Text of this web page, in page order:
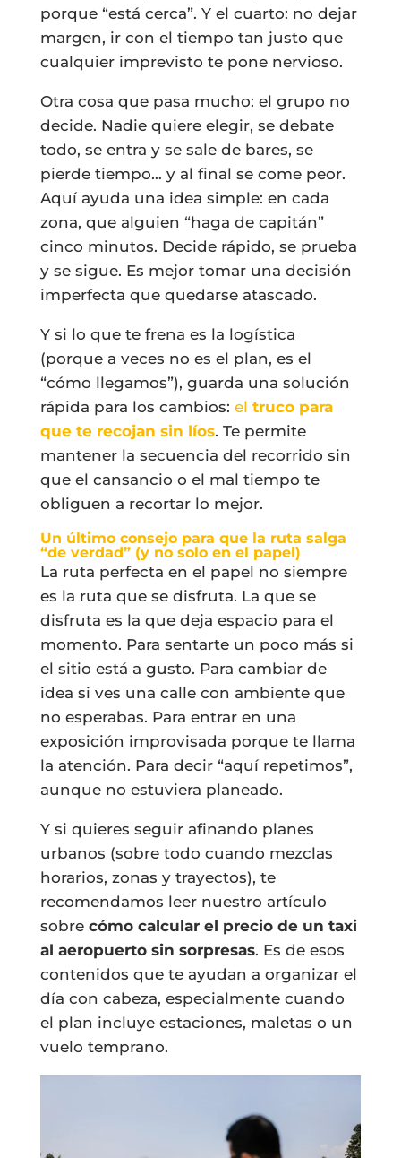
porque “está cerca”. Y el cuarto: no dejar
margen, ir con el tiempo tan justo que
cualquier imprevisto te pone nervioso.
Otra cosa que pasa mucho: el grupo no
decide. Nadie quiere elegir, se debate
todo, se entra y se sale de bares, se
pierde tiempo… y al final se come peor.
Aquí ayuda una idea simple: en cada
zona, que alguien “haga de capitán”
cinco minutos. Decide rápido, se prueba
y se sigue. Es mejor tomar una decisión
imperfecta que quedarse atascado.
Y si lo que te frena es la logística
(porque a veces no es el plan, es el
“cómo llegamos”), guarda una solución
rápida para los cambios: el truco para
que te recojan sin líos. Te permite
mantener la secuencia del recorrido sin
que el cansancio o el mal tiempo te
obliguen a recortar lo mejor.
Un último consejo para que la ruta salga
“de verdad” (y no solo en el papel)
La ruta perfecta en el papel no siempre
es la ruta que se disfruta. La que se
disfruta es la que deja espacio para el
momento. Para sentarte un poco más si
el sitio está a gusto. Para cambiar de
idea si ves una calle con ambiente que
no esperabas. Para entrar en una
exposición improvisada porque te llama
la atención. Para decir “aquí repetimos”,
aunque no estuviera planeado.
Y si quieres seguir afinando planes
urbanos (sobre todo cuando mezclas
horarios, zonas y trayectos), te
recomendamos leer nuestro artículo
sobre cómo calcular el precio de un taxi
al aeropuerto sin sorpresas. Es de esos
contenidos que te ayudan a organizar el
día con cabeza, especialmente cuando
el plan incluye estaciones, maletas o un
vuelo temprano.